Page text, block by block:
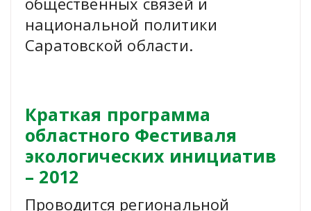
национальной политики
Саратовской области.
Краткая программа
областного Фестиваля
экологических инициатив
– 2012
Проводится региональной